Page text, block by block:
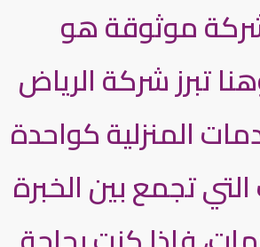
شركة موثوقة هو
تبرز شركة الرياض
المنزلية كواحدة
تجمع بين الخبرة